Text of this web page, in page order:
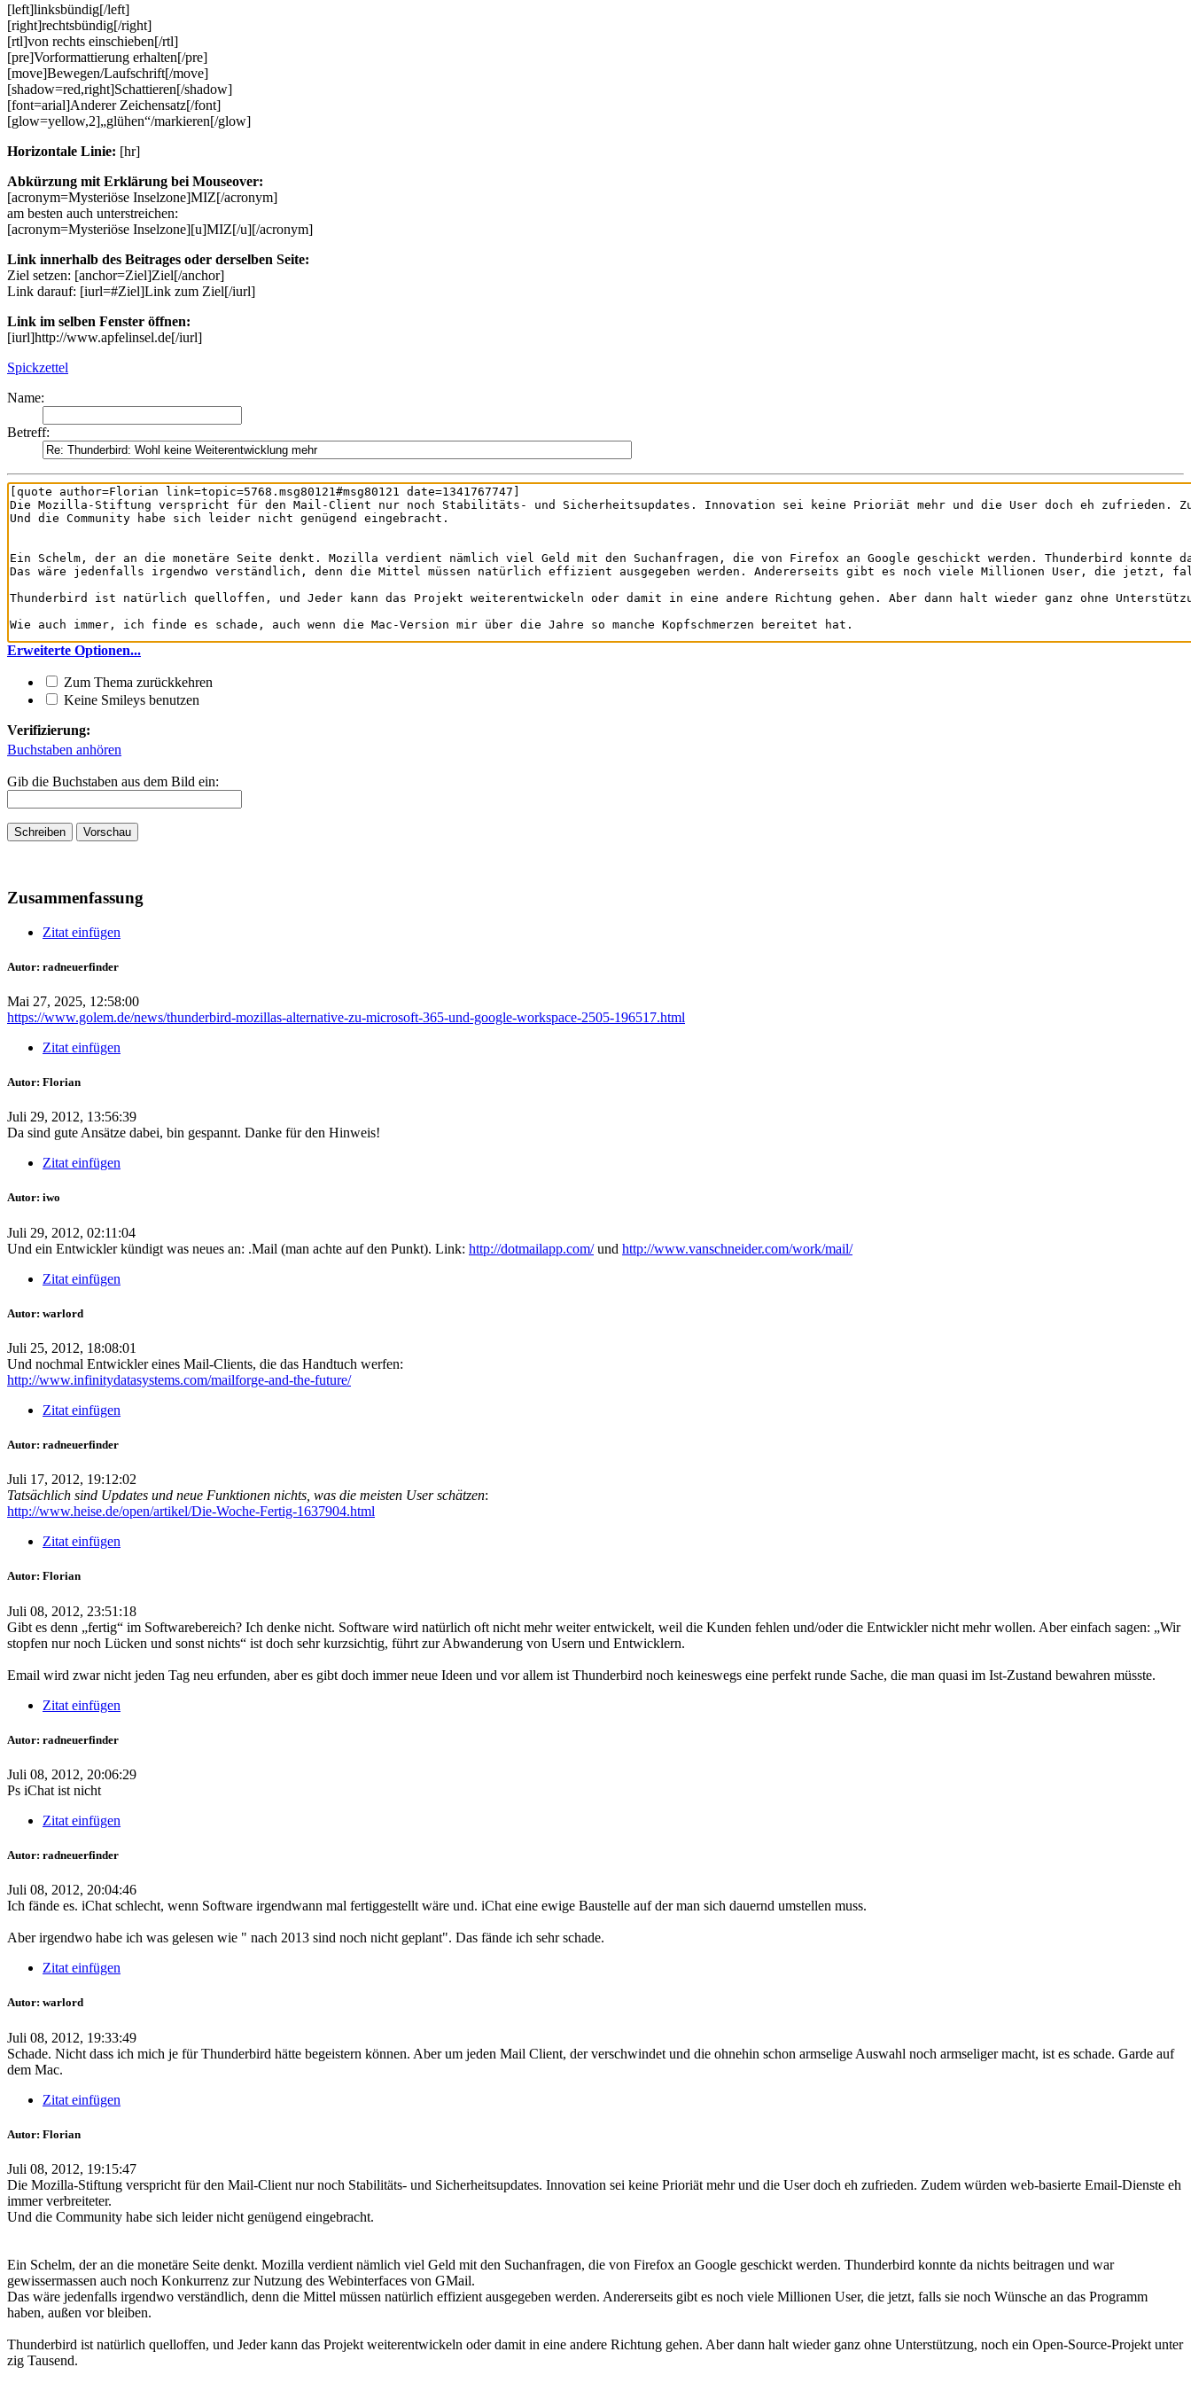
[left]linksbündig[/left]
[right]rechtsbündig[/right]
[rtl]von rechts einschieben[/rtl]
[pre]Vorformattierung erhalten[/pre]
[move]Bewegen/Laufschrift[/move]
[shadow=red,right]Schattieren[/shadow]
[font=arial]Anderer Zeichensatz[/font]
[glow=yellow,2]„glühen“/markieren[/glow]
Horizontale Linie: [hr]
Abkürzung mit Erklärung bei Mouseover:
[acronym=Mysteriöse Inselzone]MIZ[/acronym]
am besten auch unterstreichen:
[acronym=Mysteriöse Inselzone][u]MIZ[/u][/acronym]
Link innerhalb des Beitrages oder derselben Seite:
Ziel setzen: [anchor=Ziel]Ziel[/anchor]
Link darauf: [iurl=#Ziel]Link zum Ziel[/iurl]
Link im selben Fenster öffnen:
[iurl]http://www.apfelinsel.de[/iurl]
Spickzettel
Name:
Betreff:
Erweiterte Optionen...
Zum Thema zurückkehren
Keine Smileys benutzen
Verifizierung:
Buchstaben anhören
Gib die Buchstaben aus dem Bild ein:
Zusammenfassung
Zitat einfügen
Autor: radneuerfinder
Mai 27, 2025, 12:58:00
https://www.golem.de/news/thunderbird-mozillas-alternative-zu-microsoft-365-und-google-workspace-2505-196517.html
Zitat einfügen
Autor: Florian
Juli 29, 2012, 13:56:39
Da sind gute Ansätze dabei, bin gespannt. Danke für den Hinweis!
Zitat einfügen
Autor: iwo
Juli 29, 2012, 02:11:04
Und ein Entwickler kündigt was neues an: .Mail (man achte auf den Punkt). Link: http://dotmailapp.com/und http://www.vanschneider.com/work/mail/
Zitat einfügen
Autor: warlord
Juli 25, 2012, 18:08:01
Und nochmal Entwickler eines Mail-Clients, die das Handtuch werfen:
http://www.infinitydatasystems.com/mailforge-and-the-future/
Zitat einfügen
Autor: radneuerfinder
Juli 17, 2012, 19:12:02
Tatsächlich sind Updates und neue Funktionen nichts, was die meisten User schätzen:
http://www.heise.de/open/artikel/Die-Woche-Fertig-1637904.html
Zitat einfügen
Autor: Florian
Juli 08, 2012, 23:51:18
Gibt es denn „fertig“ im Softwarebereich? Ich denke nicht. Software wird natürlich oft nicht mehr weiter entwickelt, weil die Kunden fehlen und/oder die Entwickler nicht mehr wollen. Aber einfach sagen: „Wir
stopfen nur noch Lücken und sonst nichts“ ist doch sehr kurzsichtig, führt zur Abwanderung von Usern und Entwicklern.
Email wird zwar nicht jeden Tag neu erfunden, aber es gibt doch immer neue Ideen und vor allem ist Thunderbird noch keineswegs eine perfekt runde Sache, die man quasi im Ist-Zustand bewahren müsste.
Zitat einfügen
Autor: radneuerfinder
Juli 08, 2012, 20:06:29
Ps iChat ist nicht
Zitat einfügen
Autor: radneuerfinder
Juli 08, 2012, 20:04:46
Ich fände es. iChat schlecht, wenn Software irgendwann mal fertiggestellt wäre und. iChat eine ewige Baustelle auf der man sich dauernd umstellen muss.
Aber irgendwo habe ich was gelesen wie " nach 2013 sind noch nicht geplant". Das fände ich sehr schade.
Zitat einfügen
Autor: warlord
Juli 08, 2012, 19:33:49
Schade. Nicht dass ich mich je für Thunderbird hätte begeistern können. Aber um jeden Mail Client, der verschwindet und die ohnehin schon armselige Auswahl noch armseliger macht, ist es schade. Garde auf
dem Mac.
Zitat einfügen
Autor: Florian
Juli 08, 2012, 19:15:47
Die Mozilla-Stiftung verspricht für den Mail-Client nur noch Stabilitäts- und Sicherheitsupdates. Innovation sei keine Prioriät mehr und die User doch eh zufrieden. Zudem würden web-basierte Email-Dienste eh
immer verbreiteter.
Und die Community habe sich leider nicht genügend eingebracht.
Ein Schelm, der an die monetäre Seite denkt. Mozilla verdient nämlich viel Geld mit den Suchanfragen, die von Firefox an Google geschickt werden. Thunderbird konnte da nichts beitragen und war
gewissermassen auch noch Konkurrenz zur Nutzung des Webinterfaces von GMail.
Das wäre jedenfalls irgendwo verständlich, denn die Mittel müssen natürlich effizient ausgegeben werden. Andererseits gibt es noch viele Millionen User, die jetzt, falls sie noch Wünsche an das Programm
haben, außen vor bleiben.
Thunderbird ist natürlich quelloffen, und Jeder kann das Projekt weiterentwickeln oder damit in eine andere Richtung gehen. Aber dann halt wieder ganz ohne Unterstützung, noch ein Open-Source-Projekt unter
zig Tausend.